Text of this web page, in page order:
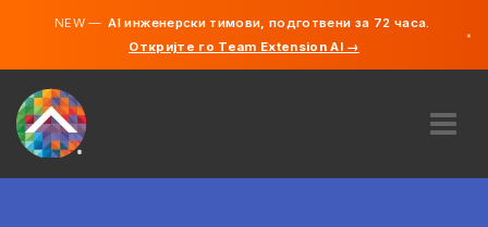
NEW —AI инженерски тимови, подготвени за 72 часа.
Откријте го Team Extension AI →
×